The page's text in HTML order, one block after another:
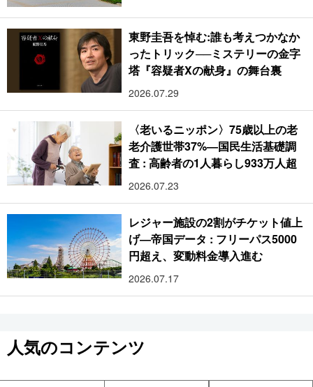
東野圭吾を悼む:誰も考えつかなか
ったトリック──ミステリーの金字
塔『容疑者Xの献身』の舞台裏
2026.07.29
〈老いるニッポン〉75歳以上の老
老介護世帯37%―国民生活基礎調
査 : 高齢者の1人暮らし933万人超
2026.07.23
レジャー施設の2割がチケット値上
げ―帝国データ : フリーパス5000
円超え、変動料金導入進む
2026.07.17
人気のコンテンツ